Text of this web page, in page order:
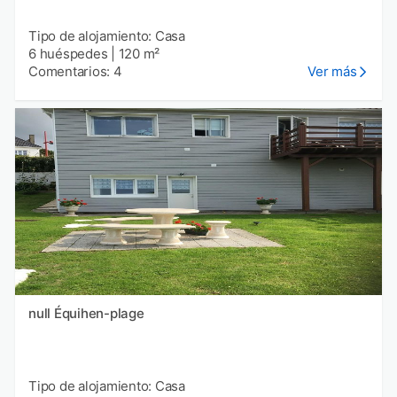
Tipo de alojamiento: Casa
6 huéspedes
120 m²
Comentarios: 4
Ver más
null Équihen-plage
Tipo de alojamiento: Casa